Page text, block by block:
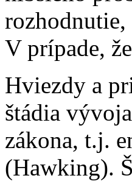
V prípade,
Hviezdy a
štádia
zákona, t.j.
(Hawking).